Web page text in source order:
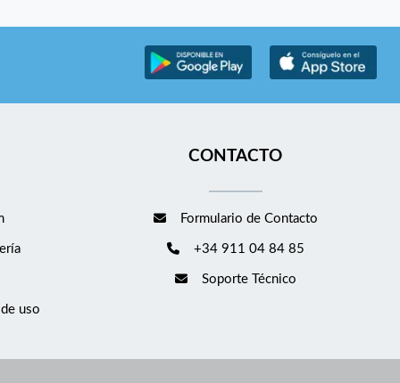
uso
CONTACTO
Formulario de Contacto
+34 911 04 84 85
Soporte Técnico